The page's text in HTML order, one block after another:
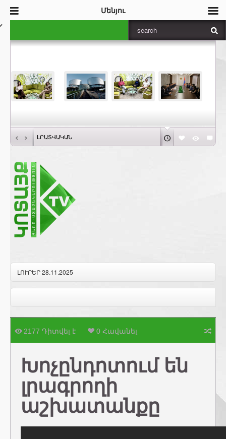
‹ › ԼՐԱՏՎԱԿԱՆ
ԼՈՒՐԵՐ 28.11.2025
2177 Դիտվել է 0 Հավանել
Խոչընդոտում են
լրագրողի
աշխատանքը
Մենյու